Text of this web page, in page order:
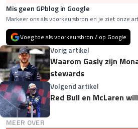
Mis geen GPblog in Google
Markeer ons als voorkeursbron en je ziet onze
Voeg toe als voorkeursbron / op Google
Vorig artikel
Waarom Gasly zijn
stewards
Volgend artikel
Red Bull en McLaren
MEER OVER